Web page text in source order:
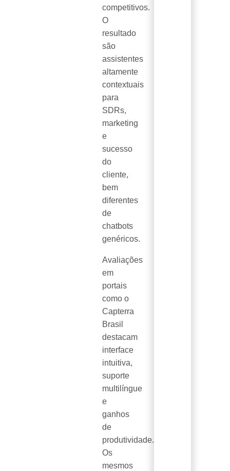
competitivos.
O
resultado
são
assistentes
altamente
contextuais
para
SDRs,
marketing
e
sucesso
do
cliente,
bem
diferentes
de
chatbots
genéricos.
Avaliações
em
portais
como o
Capterra
Brasil
destacam
interface
intuitiva,
suporte
multilíngue
e
ganhos
de
produtividade.
Os
mesmos